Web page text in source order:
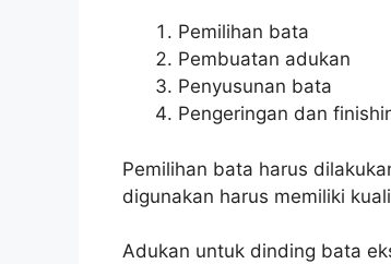
Pemilihan bata
Pembuatan adukan
Penyusunan bata
Pengeringan dan
Pemilihan bata harus
digunakan harus memiliki
Adukan untuk dinding bata